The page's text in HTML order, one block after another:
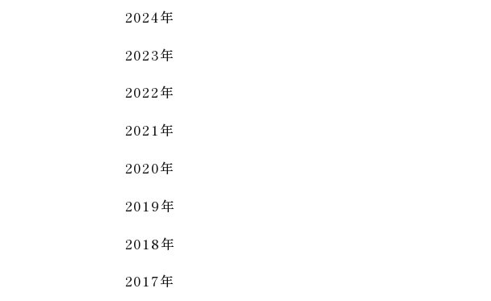
2024年
2023年
2022年
2021年
2020年
2019年
2018年
2017年